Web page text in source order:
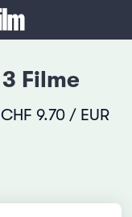
Filme
9.70 / EUR